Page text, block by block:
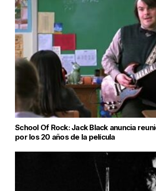
School Of Rock: Jack Black anuncia
por los 20 años de la película